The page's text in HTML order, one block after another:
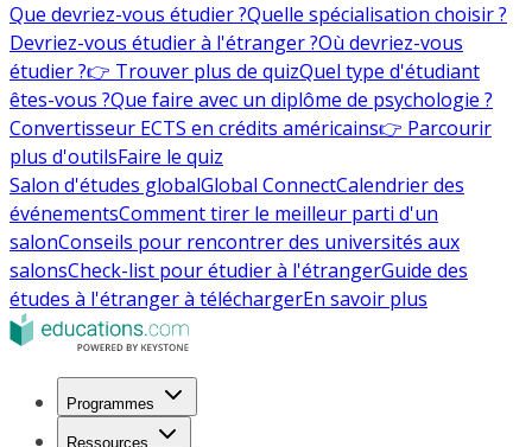
Que devriez-vous étudier ?Quelle spécialisation choisir ?
Devriez-vous étudier à l'étranger ?Où devriez-vous
étudier ?👉 Trouver plus de quizQuel type d'étudiant
êtes-vous ?Que faire avec un diplôme de psychologie ?
Convertisseur ECTS en crédits américains👉 Parcourir
plus d'outilsFaire le quiz
Salon d'études globalGlobal ConnectCalendrier des
événementsComment tirer le meilleur parti d'un
salonConseils pour rencontrer des universités aux
salonsCheck-list pour étudier à l'étrangerGuide des
études à l'étranger à téléchargerEn savoir plus
Programmes
Ressources